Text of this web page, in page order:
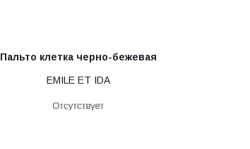
Пальто клетка черно-бежевая
EMILE ET IDA